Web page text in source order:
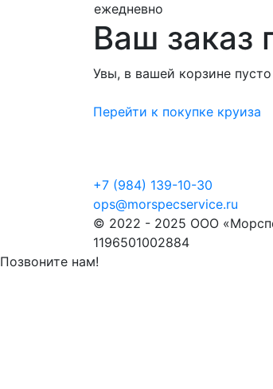
ежедневно
Ваш заказ
Увы, в вашей корзине
Перейти к покупке круиза
+7 (984) 139-10-30
ops@morspecservice.ru
© 2022 - 2025 ООО
1196501002884
Позвоните нам!